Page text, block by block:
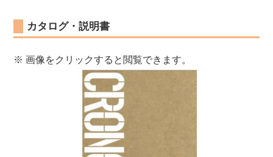
カタログ・説明書
※ 画像をクリックすると閲覧できます。